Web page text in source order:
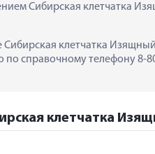
Сибирская клетчатка
Сибирская клетчатка
справочному телефону 8-
клетчатка